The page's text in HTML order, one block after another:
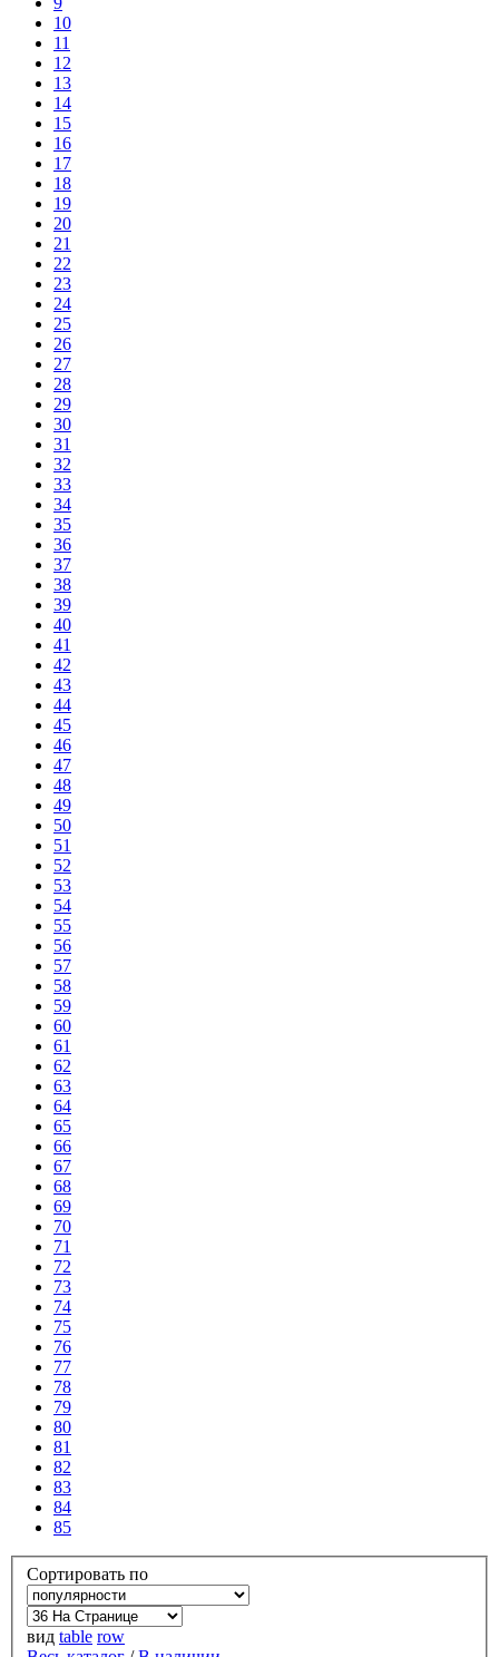
10
11
12
13
14
15
16
17
18
19
20
21
22
23
24
25
26
27
28
29
30
31
32
33
34
35
36
37
38
39
40
41
42
43
44
45
46
47
48
49
50
51
52
53
54
55
56
57
58
59
60
61
62
63
64
65
66
67
68
69
70
71
72
73
74
75
76
77
78
79
80
81
82
83
84
85
Сортировать по
вид table row